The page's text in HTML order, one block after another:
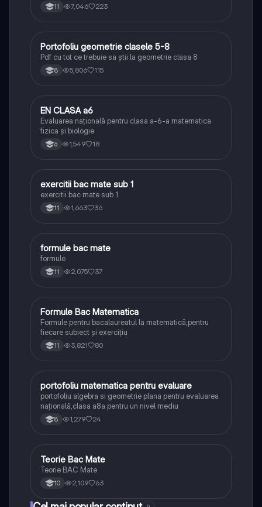
11 7,046 223
Matematică
Portofoliu geometrie clasele 5-8
Pdf cu tot ce trebuie sa știi la geometrie clasa 8
8 5,806 115
Matematică
EN CLASA a6
Evaluarea națională pentru clasa a-6-a matematica
fizica și biologie
6 1,549 18
Matematică
exercitii bac mate sub 1
exercitii bac mate sub 1
11 1,663 36
Matematică
formule bac mate
formule
11 2,075 37
Matematică
Formule Bac Matematica
Formule pentru bacalaureatul la matematică,pentru
fiecare subiect și exercițiu
11 3,821 80
Matematică
portofoliu matematica pentru evaluare
portofoliu algebra si geometrie plana pentru evaluarea
națională,clasa a8a pentru un nivel mediu
8 1,279 24
Matematică
Teorie Bac Mate
Teorie BAC Mate
10 2,109 63